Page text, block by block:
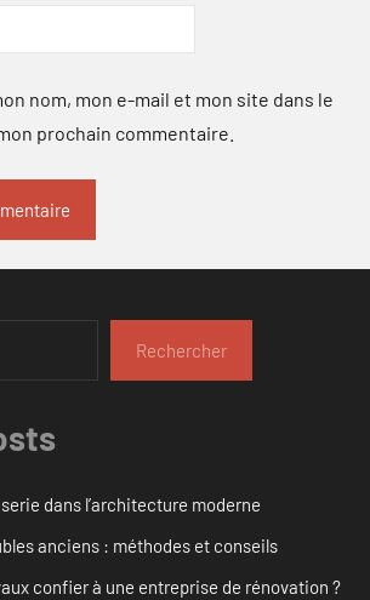
nom, mon e-mail et mon site dans le
prochain commentaire.
Rechercher
dans l’architecture moderne
anciens : méthodes et conseils
confier à une entreprise de rénovation ?